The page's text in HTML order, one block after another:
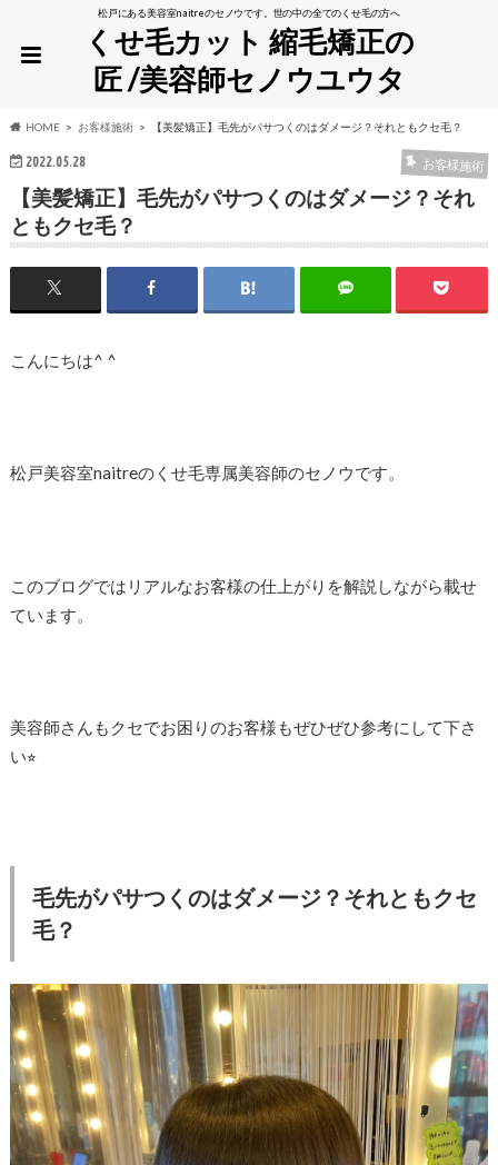
松戸にある美容室naitreのセノウです。世の中の全てのくせ毛の方へ
くせ毛カット 縮毛矯正の
匠 /美容師セノウユウタ
HOME お客様施術 【美髪矯正】毛先がパサつくのはダメージ？それともクセ毛？
2022.05.28 お客様施術
【美髪矯正】毛先がパサつくのはダメージ？それ
ともクセ毛？
こんにちは^ ^
松戸美容室naitreのくせ毛専属美容師のセノウです。
このブログではリアルなお客様の仕上がりを解説しながら載せ
ています。
美容師さんもクセでお困りのお客様もぜひぜひ参考にして下さ
い⭐︎
毛先がパサつくのはダメージ？それともクセ
毛？